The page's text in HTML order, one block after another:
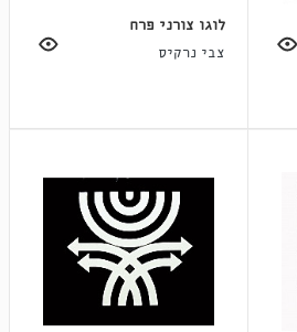
לוגו צורני פרח
צבי נרקיס